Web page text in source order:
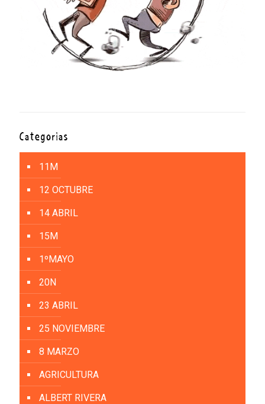
Categorías
11M
12 OCTUBRE
14 ABRIL
15M
1ºMAYO
20N
23 ABRIL
25 NOVIEMBRE
8 MARZO
AGRICULTURA
ALBERT RIVERA